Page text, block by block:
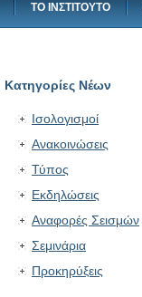
ΤΟ ΙΝΣΤΙΤΟΥΤΟ
Κατηγορίες Νέων
Ισολογισμοί
Ανακοινώσεις
Τύπος
Εκδηλώσεις
Αναφορές Σεισμών
Σεμινάρια
Προκηρύξεις